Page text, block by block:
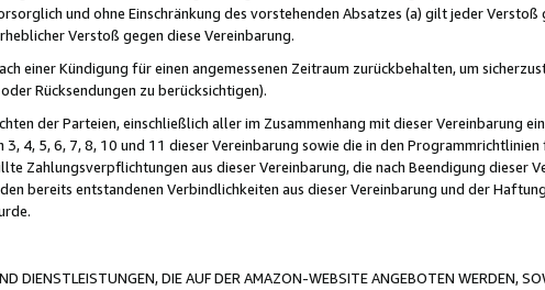
und ohne Einschränkung des vorstehenden Absatzes (a) gilt jeder Verstoß
Verstoß gegen diese Vereinbarung.
einer Kündigung für einen angemessenen Zeitraum zurückbehalten, um
Rücksendungen zu berücksichtigen).
der Parteien, einschließlich aller im Zusammenhang mit dieser Vereinbarung
4, 5, 6, 7, 8, 10 und 11 dieser Vereinbarung sowie die in den
Zahlungsverpflichtungen aus dieser Vereinbarung, die nach Beendigung dieser
bereits entstandenen Verbindlichkeiten aus dieser Vereinbarung und der
DIENSTLEISTUNGEN, DIE AUF DER AMAZON-WEBSITE ANGEBOTEN WERDEN,